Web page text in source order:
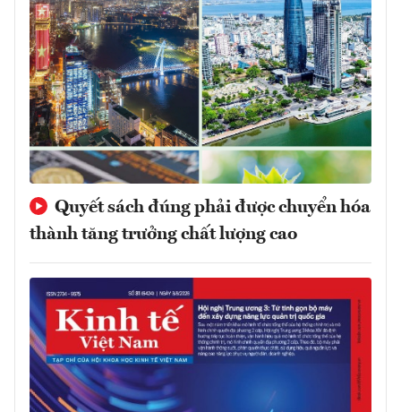
Quyết sách đúng phải được chuyển hóa
thành tăng trưởng chất lượng cao